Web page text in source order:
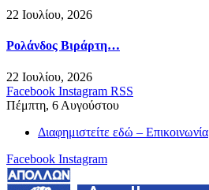
22 Ιουλίου, 2026
Ρολάνδος Βιράρτη…
22 Ιουλίου, 2026
Facebook Instagram RSS
Πέμπτη, 6 Αυγούστου
Διαφημιστείτε εδώ – Επικοινωνία
Facebook Instagram